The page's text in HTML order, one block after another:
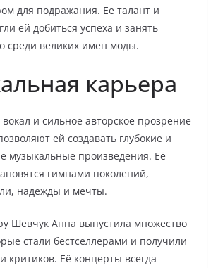
для подражания. Ее талант и
ей добиться успеха и занять
среди великих имен моды.
карьера
и сильное авторское прозрение
ей создавать глубокие и
музыкальные произведения. Её
гимнами поколений,
надежды и мечты.
Шевчук Анна выпустила множество
стали бестселлерами и получили
критиков. Её концерты всегда